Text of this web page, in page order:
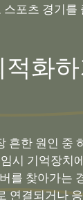
포츠 경기
화하
한 원인 중
시 기억장치
를 찾아가는
연결되거나